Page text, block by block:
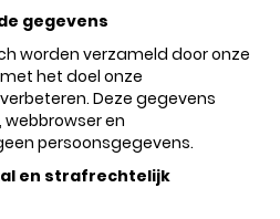
gegevens
worden verzameld door onze
het doel onze
Deze gegevens
webbrowser en
persoonsgegevens.
en strafrechtelijk